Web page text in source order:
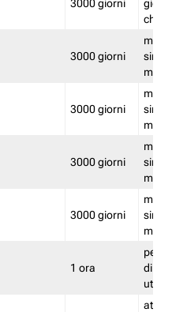
3000 giorni
3000 giorni
3000 giorni
3000 giorni
3000 giorni
1 ora
di un
attiva